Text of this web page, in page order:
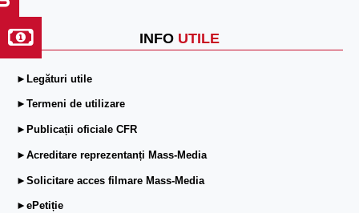
INFO UTILE
►Legături utile
►Termeni de utilizare
►Publicații oficiale CFR
►Acreditare reprezentanți Mass-Media
►Solicitare acces filmare Mass-Media
►ePetiție